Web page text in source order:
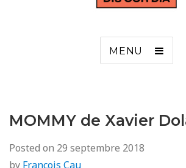
MENU
MOMMY de Xavier
Posted on 29 septembre 2018
by François Cau